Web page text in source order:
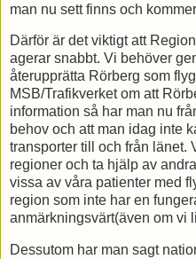
man nu sett finns och
Därför är det viktigt att
agerar snabbt. Vi behöver
återupprätta Rörberg som
MSB/Trafikverket om att
information så har man nu
behov och att man idag inte
transporter till och från länet.
regioner och ta hjälp av
vissa av våra patienter med
region som inte har en
anmärkningsvärt(även om vi
Dessutom har man sagt